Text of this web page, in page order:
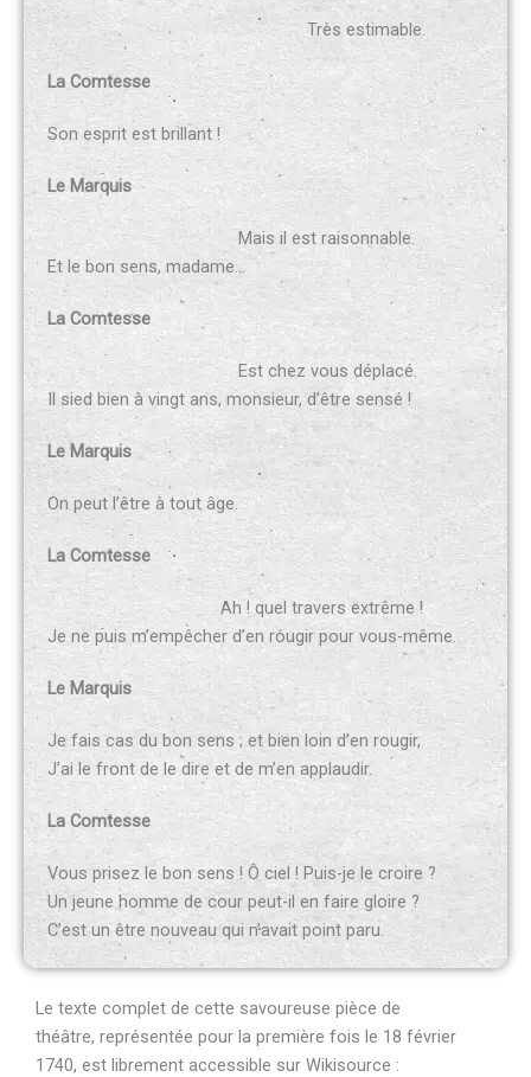
Très estimable.
La Comtesse
Son esprit est brillant !
Le Marquis
Mais il est raisonnable.
Et le bon sens, madame…
La Comtesse
Est chez vous déplacé.
Il sied bien à vingt ans, monsieur, d’être sensé !
Le Marquis
On peut l’être à tout âge.
La Comtesse
Ah ! quel travers extrême !
Je ne puis m’empêcher d’en rougir pour vous-même.
Le Marquis
Je fais cas du bon sens ; et bien loin d’en rougir,
J’ai le front de le dire et de m’en applaudir.
La Comtesse
Vous prisez le bon sens ! Ô ciel ! Puis-je le croire ?
Un jeune homme de cour peut-il en faire gloire ?
C’est un être nouveau qui n’avait point paru.
Le texte complet de cette savoureuse pièce de
théâtre, représentée pour la première fois le 18 février
1740, est librement accessible sur Wikisource :